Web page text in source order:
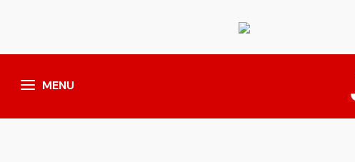
MENU